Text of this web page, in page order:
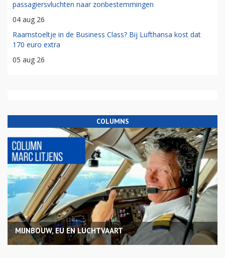
passagiersvluchten naar zonbestemmingen
04 aug 26
Raamstoeltje in de Business Class? Bij Lufthansa kost dat
170 euro extra
05 aug 26
COLUMNS
MIJNBOUW, EU EN LUCHTVAART